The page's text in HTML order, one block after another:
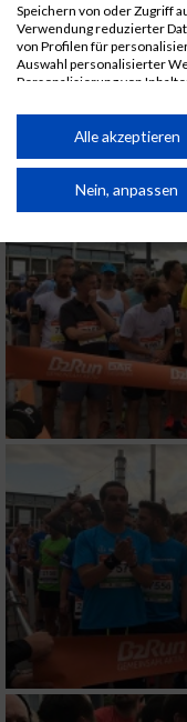
Speichern von oder Zugriff
Verwendung reduzierter
von Profilen für
Auswahl personalisierter
Personalisierung von
Performance von Inhalten.
Kombinationen von Daten
von Inhalten.
Daten können außerhalb
Website/App.
Partnerliste anzeigen
Wir nutzen Ihre Daten für
IAB-Verarbeitungszwecke:
Speichern von oder
auf einem Endgerät
Verwendung
von Werbeanzeigen
Erstellung von
Werbung
Verwendung von
personalisierter
Erstellung von
von Inhalten
Alle akzeptieren
Nein, anpassen